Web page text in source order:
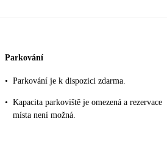
Parkování
• Parkování je k dispozici zdarma.
• Kapacita parkoviště je omezená a rezervace
místa není možná.